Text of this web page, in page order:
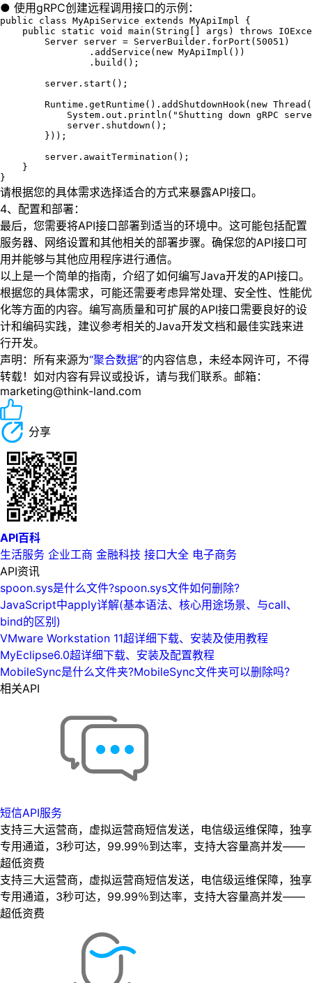
● 使用gRPC创建远程调用接口的示例：
public class MyApiService extends MyApiImpl {
public static void main(String[] args) throws
Server server = ServerBuilder.forPort(50051)
.addService(new MyApiImpl())
.build();
server.start();
Runtime.getRuntime().addShutdownHook(new
System.out.println("Shutting down gRPC
server.shutdown();
}));
server.awaitTermination();
}
}
请根据您的具体需求选择适合的方式来暴露API接口。
4、配置和部署：
最后，您需要将API接口部署到适当的环境中。这可能包括配置
服务器、网络设置和其他相关的部署步骤。确保您的API接口可
用并能够与其他应用程序进行通信。
以上是一个简单的指南，介绍了如何编写Java开发的API接口。
根据您的具体需求，可能还需要考虑异常处理、安全性、性能优
化等方面的内容。编写高质量和可扩展的API接口需要良好的设
计和编码实践，建议参考相关的Java开发文档和最佳实践来进
行开发。
声明：所有来源为“聚合数据”的内容信息，未经本网许可，不得
转载！如对内容有异议或投诉，请与我们联系。邮箱：
marketing@think-land.com
分享
API百科
生活服务 企业工商 金融科技 接口大全 电子商务
API资讯
spoon.sys是什么文件?spoon.sys文件如何删除?
JavaScript中apply详解(基本语法、核心用途场景、与call、
bind的区别)
VMware Workstation 11超详细下载、安装及使用教程
MyEclipse6.0超详细下载、安装及配置教程
MobileSync是什么文件夹?MobileSync文件夹可以删除吗?
相关API
短信API服务
支持三大运营商，虚拟运营商短信发送，电信级运维保障，独享
专用通道，3秒可达，99.99％到达率，支持大容量高并发——
超低资费
支持三大运营商，虚拟运营商短信发送，电信级运维保障，独享
专用通道，3秒可达，99.99％到达率，支持大容量高并发——
超低资费